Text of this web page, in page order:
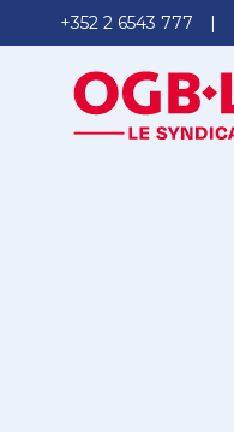
+352 2 6543 777